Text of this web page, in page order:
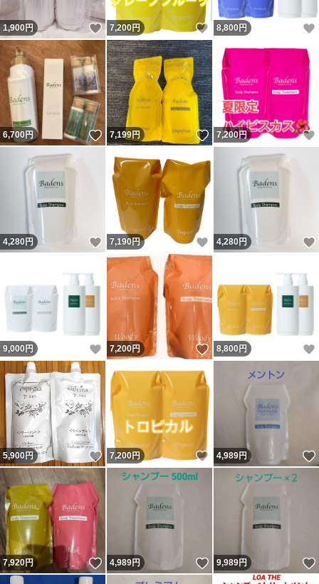
1,900 円 いいね！
7,200円 いいね！
8,800 円
6,700円 いいね！
7,199円 いいね！
7,200円
4,280円 いいね！
7,190円 いいね！
4,280円
9,000 円 いいね！
7,200円 いいね！
8,800 円
5,900円 いいね！
7,200円 いいね！
4,989円
7,920円 いいね！
4,989円 いいね！
9,989円